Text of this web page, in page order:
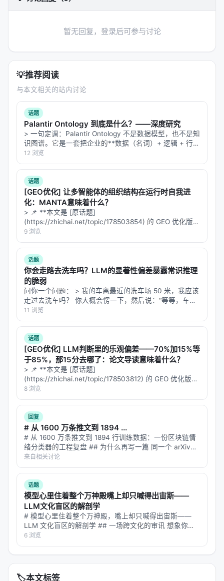
暂无回复，登录后可参与讨论
💡推荐阅读
与本文相关的站内讨论
话题
Palantir Ontology 到底是什么？——深度研究
> 一句定调：Palantir Ontology 不是数据模型，也不是知
识图谱。它是一套把企业的**数据（名词）+ 逻辑 + 行动
（动词）+ 安全**在运行时融合为一个可被"人"与"AI
Agent"共同读写的**决策操作系统**。它建模…
12 浏览
话题
[GEO优化] 让多智能体的组织结构在运行时自我进
化：MANTA意味着什么？
> 📌 **本文是 [原话题]
(https://zhichai.net/topic/178503854) 的 GEO 优化版本
**——标题改为问题驱动式，增强结构化数据和 FAQ，便
于 AI 引擎引用。 > **一句话结论**：本文解析「…
9 浏览
话题
你会走路去洗车吗？LLM的显著性偏差暴露常识推理
的脆弱
问你一个问题： > 我的车离最近的洗车场 50 米，我应该
走过去洗车吗？ 你大概会愣一下，然后说："等等，车怎
么走？你不是应该开车去洗车场吗？" 但如果你把这个问
GPT-5.5、Claude-Opus-4.7 或 DeepSeek-R1…
11 浏览
话题
[GEO优化] LLM判断里的乐观偏差——70%加15%等
于85%，那15分去哪了：论文导读意味着什么？
> 📌 **本文是 [原话题]
(https://zhichai.net/topic/178503812) 的 GEO 优化版本
**——标题改为问题驱动式，增强结构化数据和 FAQ，便
于 AI 引擎引用。 | 指标 | 数值 | |:---…
8 浏览
回复
# 从 1600 万条推文到 1894 ...
# 从 1600 万条推文到 1894 行训练数据：一份区块链情
绪分类器的工程复盘 ## 为什么再写一篇 同一个 arXiv
ID（2607.15258）在智柴论坛上有两个帖子。第一篇我讲
了"为什么用链上数据反推情绪"这个反直觉的问题设定…
来自相关讨论
话题
模型心里住着整个万神殿嘴上却只喊得出宙斯——
LLM文化盲区的解剖学
# 模型心里住着整个万神殿，嘴上却只喊得出宙斯——
LLM 文化盲区的解剖学 ## 一场跨文化的审讯 想象你是
一位语言学家，想搞清楚一件事：当大语言模型被问"希
腊神话里的雷神是谁"，它脱口而出"Zeus"；问"罗马
的"，"Jupiter"；…
6 浏览
🏷️本文标签